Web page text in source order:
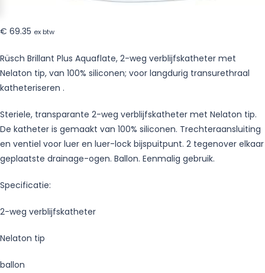
Nelaton
Siliconen
5-
10ml
850081-
€ 69.35 ex btw
Rüsch Brillant Plus Aquaflate, 2-weg verblijfskatheter met
Nelaton tip, van 100% siliconen; voor langdurig transurethraal
katheteriseren .
Steriele, transparante 2-weg verblijfskatheter met Nelaton tip.
De katheter is gemaakt van 100% siliconen. Trechteraansluiting
en ventiel voor luer en luer-lock bijspuitpunt. 2 tegenover elkaar
geplaatste drainage-ogen. Ballon. Eenmalig gebruik.
Specificatie:
2-weg verblijfskatheter
Nelaton tip
ballon